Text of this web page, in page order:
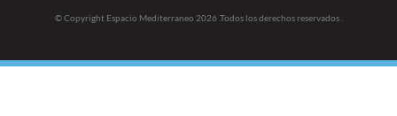
© Copyright Espacio Mediterraneo 2026 .Todos los derechos reservados .